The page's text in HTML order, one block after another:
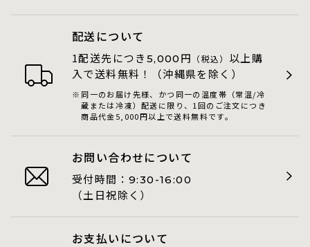
配送について
1配送先につき 5,000 円 （税込） 以上購
入で送料無料！（沖縄県を除く）
同一のお届け先様、かつ同一の温度帯（常温/冷
蔵または冷凍）配送に限り、1回のご注文につき
商品代金5,000円以上で送料無料です。
お問い合わせについて
受付時間： 9:30-16:00
（土日祝除く）
お支払いについて